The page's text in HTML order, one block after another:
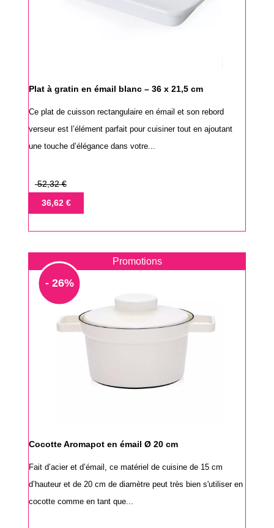
Plat à gratin en émail blanc – 36 x 21,5 cm
Ce plat de cuisson rectangulaire en émail et son rebord
verseur est l’élément parfait pour cuisiner tout en ajoutant
une touche d’élégance dans votre...
Prix
base
52,32 €
Prix36,62 €
Promotions
- 26%
Cocotte Aromapot en émail Ø 20 cm
Fait d’acier et d’émail, ce matériel de cuisine de 15 cm
d’hauteur et de 20 cm de diamètre peut très bien s'utiliser en
cocotte comme en tant que...